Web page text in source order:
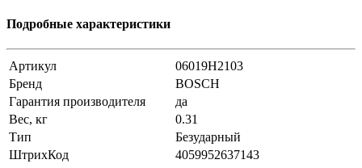
Подробные характеристики
Артикул
06019H2103
Бренд
BOSCH
Гарантия производителя
да
Вес, кг
0.31
Тип
Безударный
ШтрихКод
4059952637143